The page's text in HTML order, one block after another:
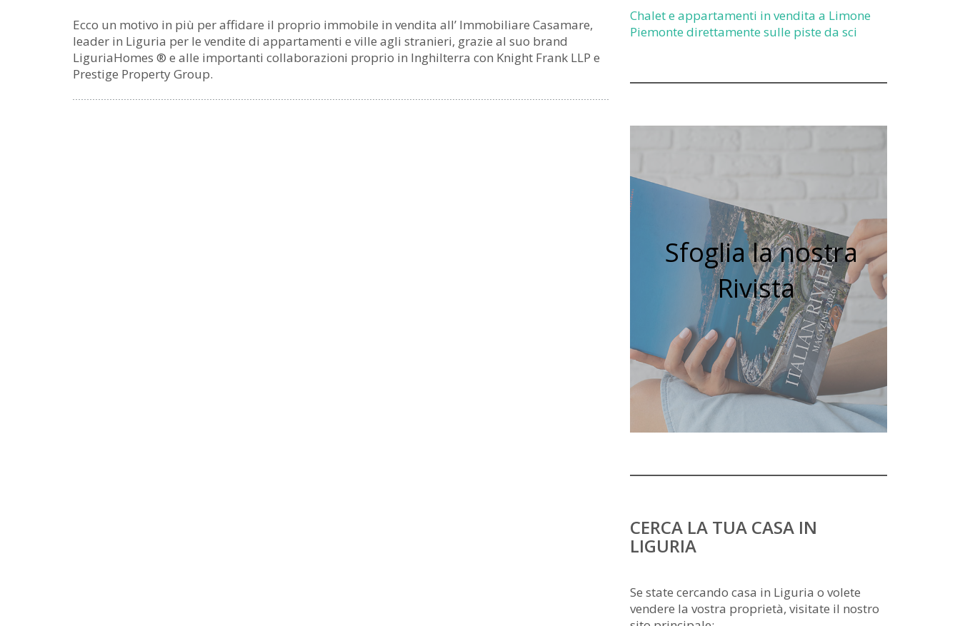
Ecco un motivo in più per affidare il proprio immobile in vendita all’ Immobiliare Casamare,
leader in Liguria per le vendite di appartamenti e ville agli stranieri, grazie al suo brand
LiguriaHomes ® e alle importanti collaborazioni proprio in Inghilterra con Knight Frank LLP e
Prestige Property Group.
Chalet e appartamenti in vendita a Limone
Piemonte direttamente sulle piste da sci
Sfoglia la nostra
Rivista
CERCA LA TUA CASA IN
LIGURIA
Se state cercando casa in Liguria o volete
vendere la vostra proprietà, visitate il nostro